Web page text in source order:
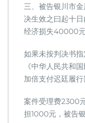
三、被告银川市
决生效之曰起十
经济损失40000元
如果未按判决书
《中华人民共和
加倍支付迟廷履行
案件受理费2300
担1000元，被告